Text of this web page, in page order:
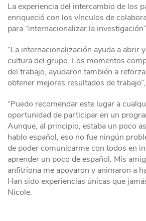
La experiencia del intercambio de los
enriqueció con los vínculos de
para “internacionalizar la
“La internacionalización ayuda a abrir
cultura del grupo. Los momentos
del trabajo, ayudaron también a
obtener mejores resultados de
“Puedo recomendar este lugar a
oportunidad de participar en un
Aunque, al principio, estaba un poco
hablo español, eso no fue ningún
de poder comunicarme con todos en
aprender un poco de español. Mis
anfitriona me apoyaron y animaron a
Han sido experiencias únicas que
Nicole.